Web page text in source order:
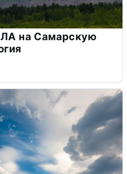
на Самарскую